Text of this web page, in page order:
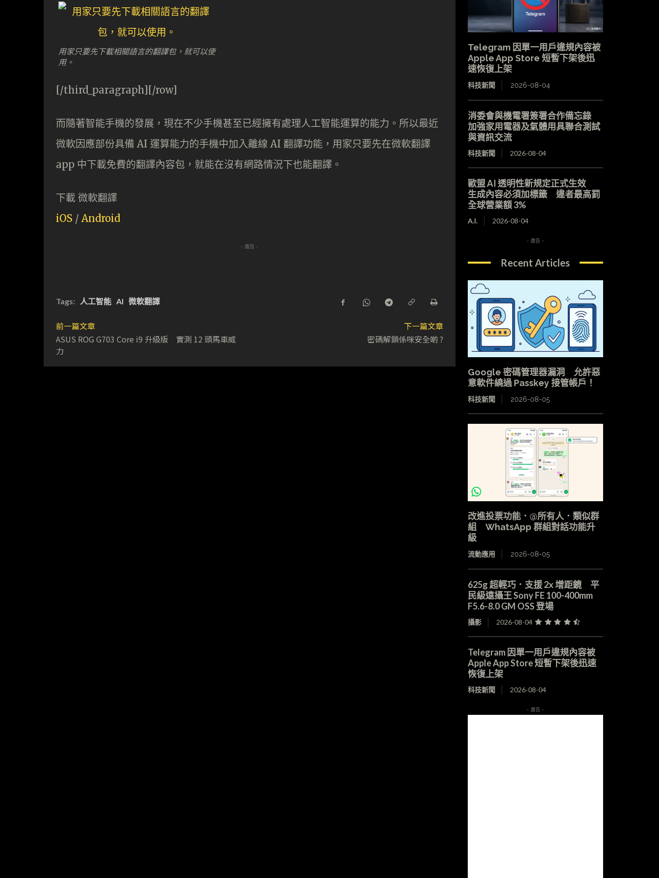
用家只要先下載相關語言的翻譯包，就可以使
用。
[/third_paragraph][/row]
而隨著智能手機的發展，現在不少手機甚至已經擁有處理人工智能運算的能力。所以最近
微軟因應部份具備 AI 運算能力的手機中加入離線 AI 翻譯功能，用家只要先在微軟翻譯
app 中下載免費的翻譯內容包，就能在沒有網路情況下也能翻譯。
下載 微軟翻譯
iOS / Android
- 廣告 -
Tags: 人工智能 AI 微軟翻譯
前一篇文章
ASUS ROG G703 Core i9 升級版 實測 12 頭馬車威
力
下一篇文章
密碼解鎖係咪安全啲 ?
Telegram 因單一用戶違規內容被
Apple App Store 短暫下架後迅
速恢復上架
科技新聞 2026-08-04
消委會與機電署簽署合作備忘錄
加強家用電器及氣體用具聯合測試
與資訊交流
科技新聞 2026-08-04
歐盟 AI 透明性新規定正式生效
生成內容必須加標籤 違者最高罰
全球營業額 3%
A.I. 2026-08-04
- 廣告 -
Recent Articles
Google 密碼管理器漏洞 允許惡
意軟件繞過 Passkey 接管帳戶！
科技新聞 2026-08-05
改進投票功能．@所有人．類似群
組 WhatsApp 群組對話功能升
級
流動應用 2026-08-05
625g 超輕巧．支援 2x 增距鏡 平
民級遠攝王 Sony FE 100-400mm
F5.6-8.0 GM OSS 登場
攝影 2026-08-04
Telegram 因單一用戶違規內容被
Apple App Store 短暫下架後迅速
恢復上架
科技新聞 2026-08-04
- 廣告 -